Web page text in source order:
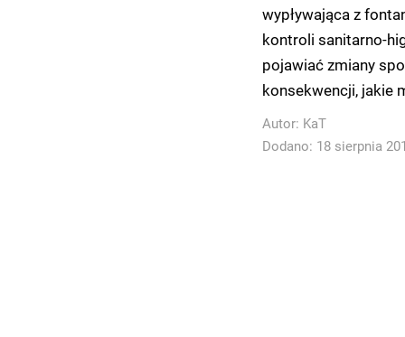
wypływająca z
kontroli sanitarno-
pojawiać zmiany
konsekwencji, jakie
Autor: KaT
Dodano: 18 sierpnia